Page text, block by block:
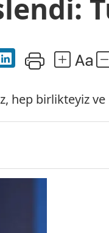
hep birlikteyiz ve